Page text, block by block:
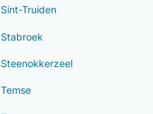
Sint-Truiden
Stabroek
Steenokkerzeel
Temse